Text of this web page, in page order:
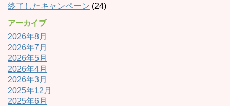
終了したキャンペーン (24)
アーカイブ
2026年8月
2026年7月
2026年5月
2026年4月
2026年3月
2025年12月
2025年6月